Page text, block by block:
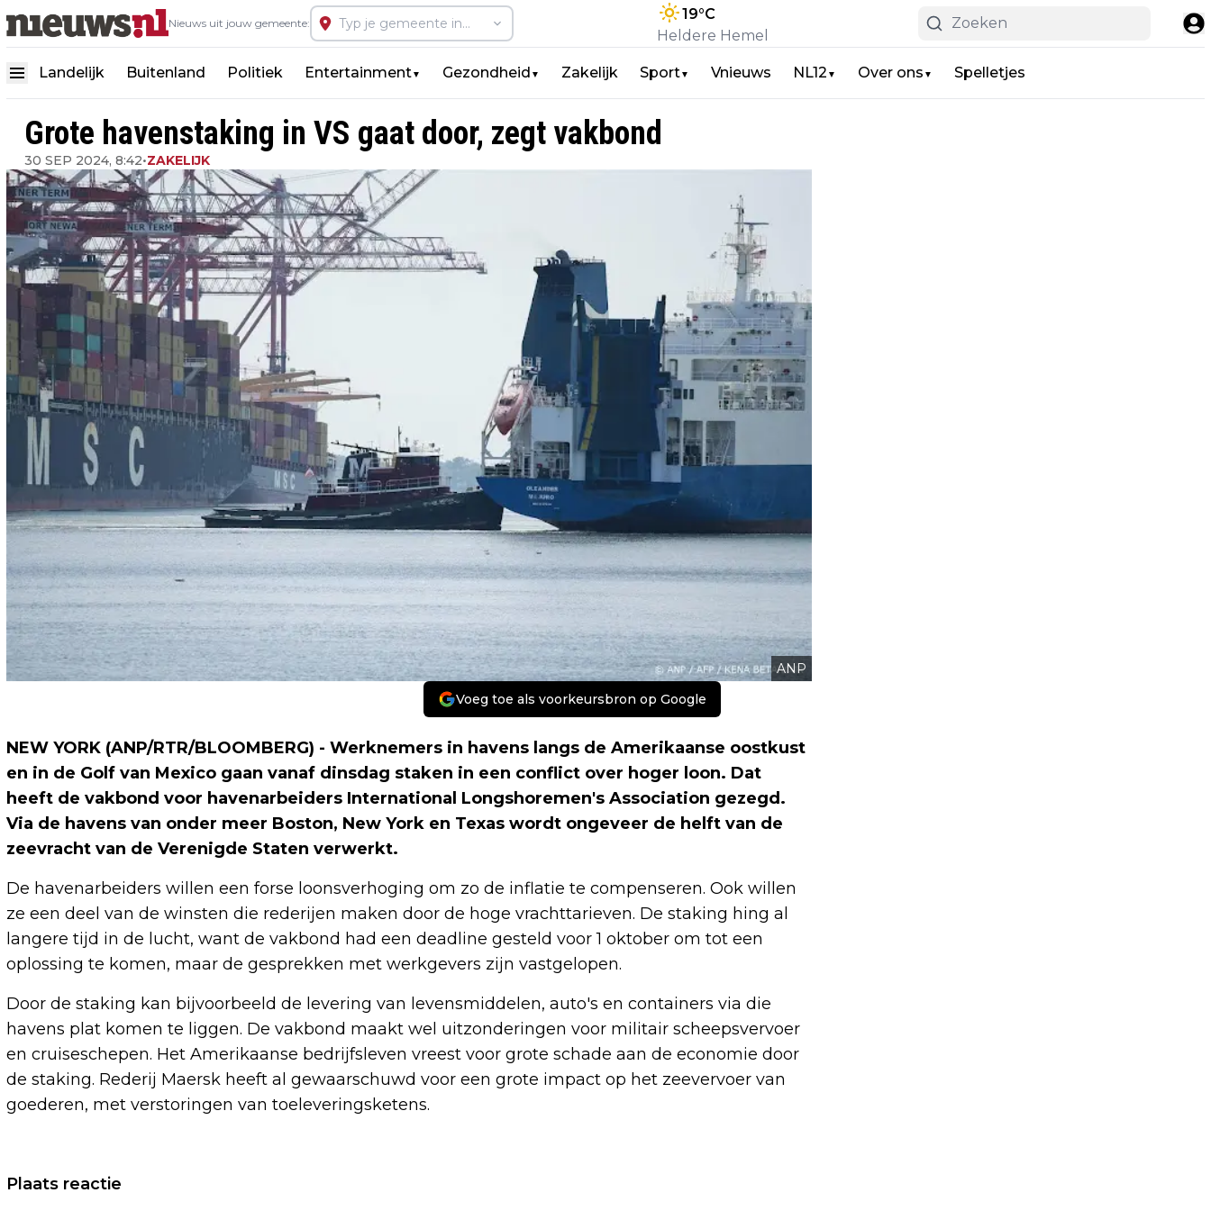
Nieuws uit jouw gemeente:
19°C
Heldere Hemel
Landelijk Buitenland Politiek Entertainment▼ Gezondheid ▼ Zakelijk Sport▼ Vnieuws NL12 ▼ Over ons ▼ Spelletjes
Grote havenstaking in VS gaat door, zegt vakbond
30 SEP 2024, 8:42•ZAKELIJK
ANP
Voeg toe als voorkeursbron op Google
NEW YORK (ANP/RTR/BLOOMBERG) - Werknemers in havens langs de Amerikaanse oostkust
en in de Golf van Mexico gaan vanaf dinsdag staken in een conflict over hoger loon. Dat
heeft de vakbond voor havenarbeiders International Longshoremen's Association gezegd.
Via de havens van onder meer Boston, New York en Texas wordt ongeveer de helft van de
zeevracht van de Verenigde Staten verwerkt.
De havenarbeiders willen een forse loonsverhoging om zo de inflatie te compenseren. Ook willen
ze een deel van de winsten die rederijen maken door de hoge vrachttarieven. De staking hing al
langere tijd in de lucht, want de vakbond had een deadline gesteld voor 1 oktober om tot een
oplossing te komen, maar de gesprekken met werkgevers zijn vastgelopen.
Door de staking kan bijvoorbeeld de levering van levensmiddelen, auto's en containers via die
havens plat komen te liggen. De vakbond maakt wel uitzonderingen voor militair scheepsvervoer
en cruiseschepen. Het Amerikaanse bedrijfsleven vreest voor grote schade aan de economie door
de staking. Rederij Maersk heeft al gewaarschuwd voor een grote impact op het zeevervoer van
goederen, met verstoringen van toeleveringsketens.
Vorig artikel
Plaats reactie